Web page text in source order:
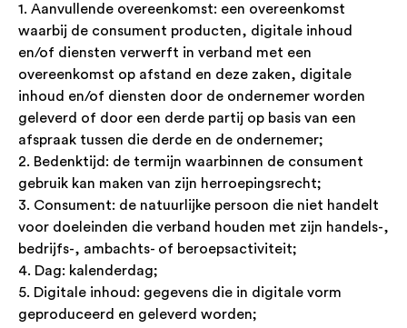
1. Aanvullende overeenkomst: een overeenkomst
waarbij de consument producten, digitale inhoud
en/of diensten verwerft in verband met een
overeenkomst op afstand en deze zaken, digitale
inhoud en/of diensten door de ondernemer worden
geleverd of door een derde partij op basis van een
afspraak tussen die derde en de ondernemer;
2. Bedenktijd: de termijn waarbinnen de consument
gebruik kan maken van zijn herroepingsrecht;
3. Consument: de natuurlijke persoon die niet handelt
voor doeleinden die verband houden met zijn handels-,
bedrijfs-, ambachts- of beroepsactiviteit;
4. Dag: kalenderdag;
5. Digitale inhoud: gegevens die in digitale vorm
geproduceerd en geleverd worden;